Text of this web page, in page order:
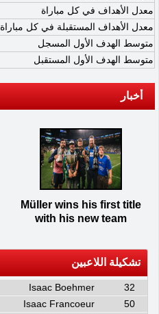
معدل الأهداف في كل مباراة
معدل الأهداف المستقبلة في كل مباراة
متوسط الهدف الأول المسجل
متوسط الهدف الأول المستقبل
أخبار
Müller wins his first title
with his new team
تشكيلة اللاعبين
32
Isaac Boehmer
50
Isaac Francoeur